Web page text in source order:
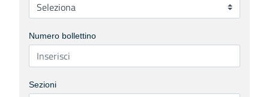
Numero bollettino
Sezioni